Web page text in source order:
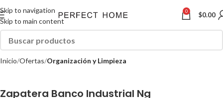
Skip to navigation
Skip to main content
0 $0.00
Inicio Ofertas Organización y Limpieza
Zapatera Banco Industrial Ng